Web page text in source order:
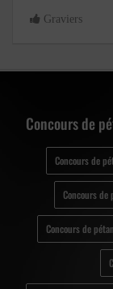
Graviers
Concours de
Concours de
Concours de
Concours de